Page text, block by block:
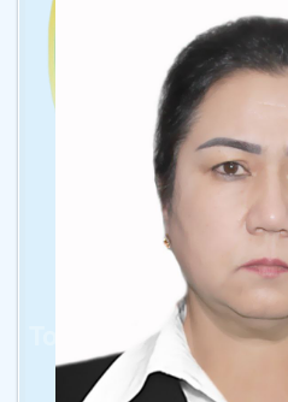
Toshkent shahar
sonli